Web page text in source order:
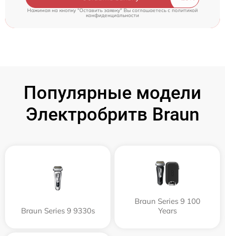
Нажимая на кнопку "Оставить заявку" Вы соглашаетесь cполитикой
конфиденциальности
Популярные модели
Электробритв Braun
Braun Series 9 9330s
Braun Series 9 100
Years